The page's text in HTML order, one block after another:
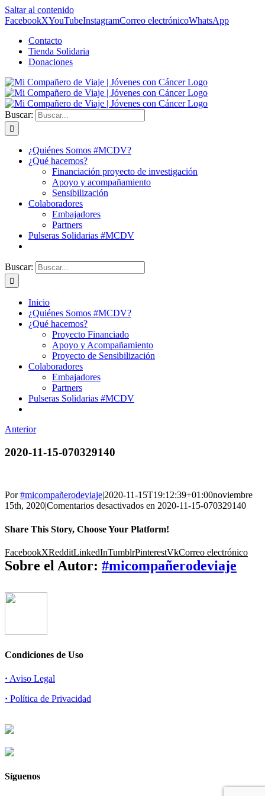
Saltar al contenido
FacebookXYouTubeInstagramCorreo electrónicoWhatsApp
Contacto
Tienda Solidaria
Donaciones
Buscar:
¿Quiénes Somos #MCDV?
¿Qué hacemos?
Financiación proyecto de investigación
Apoyo y acompañamiento
Sensibilización
Colaboradores
Embajadores
Partners
Pulseras Solidarias #MCDV
Buscar:
Inicio
¿Quiénes Somos #MCDV?
¿Qué hacemos?
Proyecto Financiado
Apoyo y Acompañamiento
Proyecto de Sensibilización
Colaboradores
Embajadores
Partners
Pulseras Solidarias #MCDV
Anterior
2020-11-15-070329140
Por#micompañerodeviaje|2020-11-15T19:12:39+01:00noviembre
15th, 2020|Comentarios desactivados en 2020-11-15-070329140
Share This Story, Choose Your Platform!
FacebookXRedditLinkedInTumblrPinterestVkCorreo electrónico
Sobre el Autor: #micompañerodeviaje
Condiciones de Uso
· Aviso Legal
· Política de Privacidad
Síguenos